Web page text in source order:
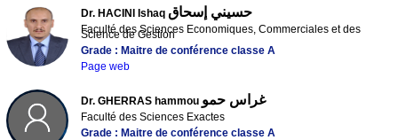
Dr. HACINI Ishaq حسيني إسحاق
Faculté des Sciences Economiques, Commerciales et des
Science de Gestion
Grade : Maitre de conférence classe A
Page web
Dr. GHERRAS hammou غراس حمو
Faculté des Sciences Exactes
Grade : Maitre de conférence classe A